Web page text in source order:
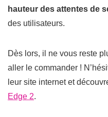
hauteur des attentes de
des utilisateurs.
Dès lors, il ne vous reste
aller le commander !
leur site internet et
Edge 2.